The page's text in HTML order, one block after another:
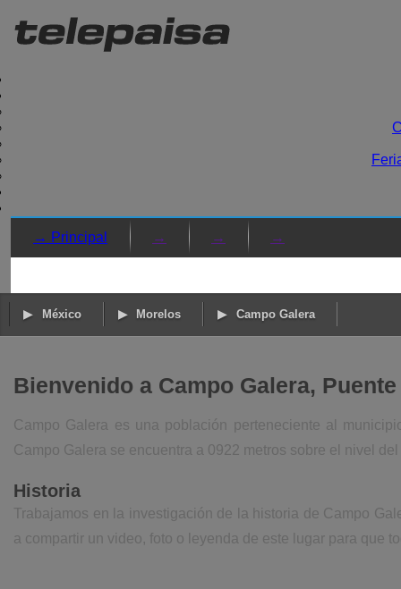
→ Principal → → →
México Morelos Campo Galera
Bienvenido a Campo Galera,
Campo Galera es una población perteneciente al
Campo Galera se encuentra a 0922 metros sobre el nivel
Historia
Trabajamos en la investigación de la historia de Campo
a compartir un video, foto o leyenda de este lugar para que